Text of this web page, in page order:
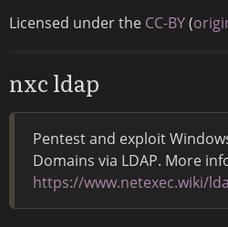
Licensed under the CC-BY(
nxc ldap
Pentest and exploit
Domains via LDAP. More
https://www.netexec.wiki/